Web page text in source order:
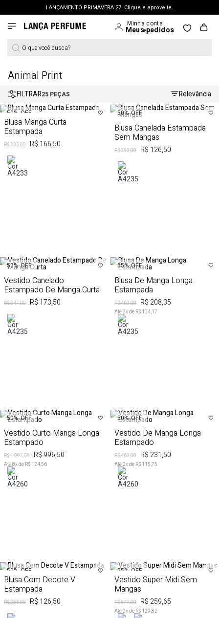
LANÇAMENTO PRIMAVERA 27. Clique e aproveite.
FRETE GRÁTIS | a partir de R$ 699. APROVEITAR >
OUTLET: Até 65% OFF + 15% na 2ª peça. Confira >
O que você busca?
Animal Print
FILTRAR25 PEÇAS Relevância
50% OFF
Blusa Manga Curta
Estampada
R$ 333,00 R$ 166,50
50% OFF
Blusa Canelada Estampada
Sem Mangas
R$ 253,00 R$ 126,50
50% OFF
Vestido Canelado
Estampado De Manga Curta
R$ 347,00 R$ 173,50
55% OFF
Blusa De Manga Longa
Estampada
R$ 463,00 R$ 208,35
Até 2x de R$ 104,17
50% OFF
Vestido Curto Manga Longa
Estampado
R$ 1.993,00 R$ 996,50
Até8x de R$ 124,56
50% OFF
Vestido De Manga Longa
Estampado
R$ 463,00 R$ 231,50
Até 2x de R$ 115,75
50% OFF
Blusa Com Decote V
Estampada
R$ 253,00 R$ 126,50
55% OFF
Vestido Super Midi Sem
Mangas
R$ 577,00 R$ 259,65
Até 2x de R$ 129,82